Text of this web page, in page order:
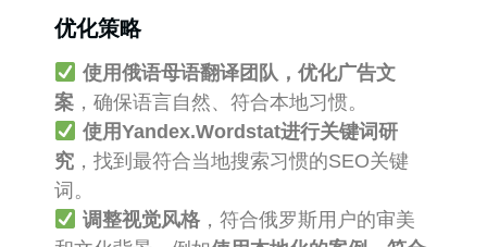
优化策略
使用俄语母语翻译团队，优化广告文
案 ，确保语言自然、符合本地习惯。
使用Yandex.Wordstat进行关键词研
究 ，找到最符合当地搜索习惯的SEO关键
词。
调整视觉风格，符合俄罗斯用户的审美